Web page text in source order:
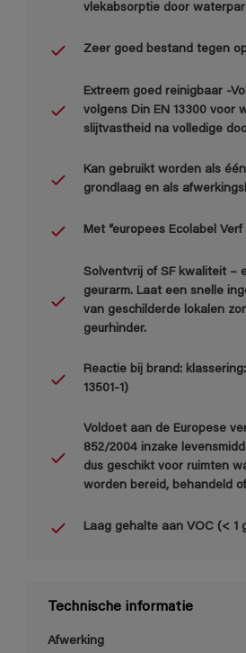
vlekabsorptie door
Zeer goed bestand tegen
Extreem goed reinigbaar -
volgens Din EN 13300 voor
slijtvastheid na volledige
Kan gebruikt worden als
grondlaag en als
Met “europees Ecolabel Verf
Solventvrij of SF kwaliteit –
geurarm. Laat een snelle
van geschilderde lokalen
geurhinder.
Reactie bij brand:
13501-1)
Voldoet aan de Europese
852/2004 inzake
dus geschikt voor ruimten
worden bereid, behandeld
Laag gehalte aan VOC (< 1
Technische informatie
Afwerking